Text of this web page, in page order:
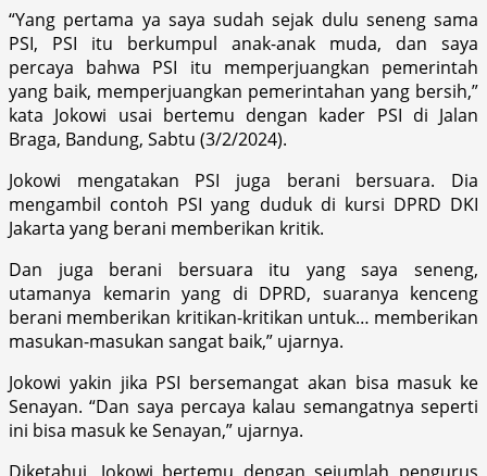
“Yang pertama ya saya sudah sejak dulu seneng sama
PSI, PSI itu berkumpul anak-anak muda, dan saya
percaya bahwa PSI itu memperjuangkan pemerintah
yang baik, memperjuangkan pemerintahan yang bersih,”
kata Jokowi usai bertemu dengan kader PSI di Jalan
Braga, Bandung, Sabtu (3/2/2024).
Jokowi mengatakan PSI juga berani bersuara. Dia
mengambil contoh PSI yang duduk di kursi DPRD DKI
Jakarta yang berani memberikan kritik.
Dan juga berani bersuara itu yang saya seneng,
utamanya kemarin yang di DPRD, suaranya kenceng
berani memberikan kritikan-kritikan untuk… memberikan
masukan-masukan sangat baik,” ujarnya.
Jokowi yakin jika PSI bersemangat akan bisa masuk ke
Senayan. “Dan saya percaya kalau semangatnya seperti
ini bisa masuk ke Senayan,” ujarnya.